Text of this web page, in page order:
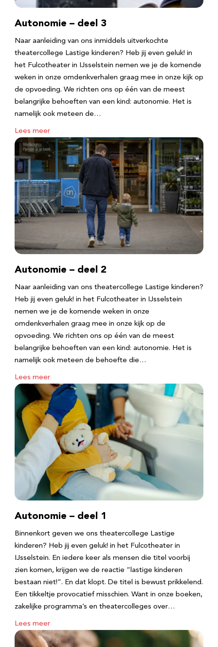
Autonomie – deel 3
Naar aanleiding van ons inmiddels uitverkochte
theatercollege Lastige kinderen? Heb jij even geluk! in
het Fulcotheater in IJsselstein nemen we je de komende
weken in onze omdenkverhalen graag mee in onze kijk op
de opvoeding. We richten ons op één van de meest
belangrijke behoeften van een kind: autonomie. Het is
namelijk ook meteen de…
Lees meer
Autonomie – deel 2
Naar aanleiding van ons theatercollege Lastige kinderen?
Heb jij even geluk! in het Fulcotheater in IJsselstein
nemen we je de komende weken in onze
omdenkverhalen graag mee in onze kijk op de
opvoeding. We richten ons op één van de meest
belangrijke behoeften van een kind: autonomie. Het is
namelijk ook meteen de behoefte die…
Lees meer
Autonomie – deel 1
Binnenkort geven we ons theatercollege Lastige
kinderen? Heb jij even geluk! in het Fulcotheater in
IJsselstein. En iedere keer als mensen die titel voorbij
zien komen, krijgen we de reactie “lastige kinderen
bestaan niet!”. En dat klopt. De titel is bewust prikkelend.
Een tikkeltje provocatief misschien. Want in onze boeken,
zakelijke programma’s en theatercolleges over…
Lees meer